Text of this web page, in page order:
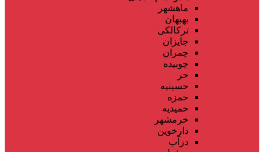
ماهشهر
بهبهان
ترکالکی
جایزان
چمران
چوبیده
حر
حسینیه
حمزه
حمیدیه
خرمشهر
دارخوین
دزآب